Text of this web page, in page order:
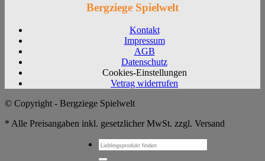
Bergziege Spielwelt
Kontakt
Impressum
AGB
Datenschutz
Cookies-Einstellungen
Vetrag widerrufen
© Copyright - Bergziege Spielwelt
* Alle Preisangaben inkl. gesetzlicher MwSt. zzgl. Versand
Suchen
nach: